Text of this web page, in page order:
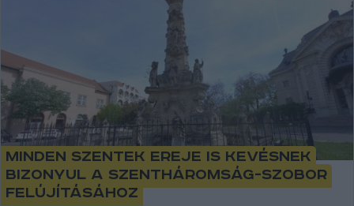
Minden szentek ereje is kevésnek
bizonyul a Szentháromság-szobor
felújításához